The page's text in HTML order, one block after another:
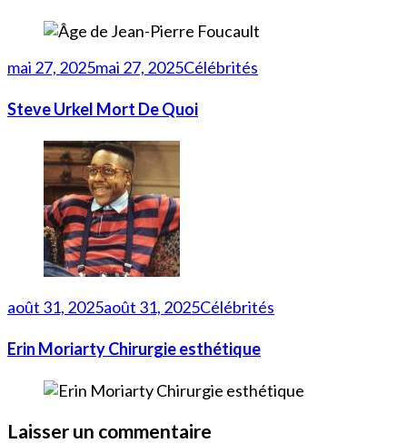
mai 27, 2025mai 27, 2025Célébrités
Steve Urkel Mort De Quoi
août 31, 2025août 31, 2025Célébrités
Erin Moriarty Chirurgie esthétique
Laisser un commentaire